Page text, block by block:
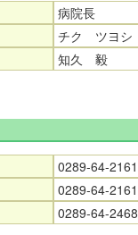
病院長
チク ツヨシ
知久 毅
0289-64-2161
0289-64-2161
0289-64-2468